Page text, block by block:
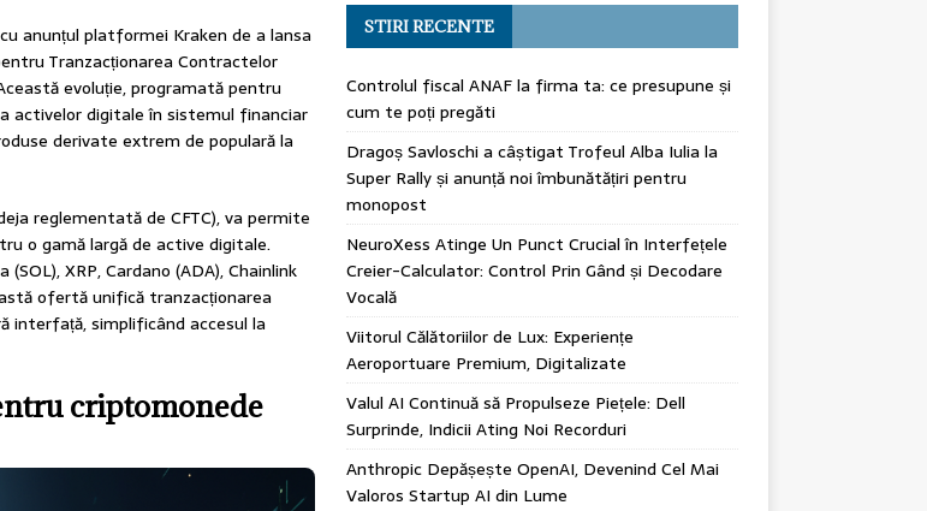
anunțul platformei Kraken de a lansa
Tranzacționarea Contractelor
evoluție, programată pentru
activelor digitale în sistemul financiar
derivate extrem de populară la
reglementată de CFTC), va permite
o gamă largă de active digitale.
XRP, Cardano (ADA), Chainlink
ofertă unifică tranzacționarea
simplificând accesul la
criptomonede
STIRI RECENTE
Controlul fiscal ANAF la firma ta: ce presupune și
cum te poți pregăti
Dragoș Savloschi a câștigat Trofeul Alba Iulia la
Super Rally și anunță noi îmbunătățiri pentru
monopost
NeuroXess Atinge Un Punct Crucial în Interfețele
Creier-Calculator: Control Prin Gând și Decodare
Vocală
Viitorul Călătoriilor de Lux: Experiențe
Aeroportuare Premium, Digitalizate
Valul AI Continuă să Propulseze Piețele: Dell
Surprinde, Indicii Ating Noi Recorduri
Anthropic Depășește OpenAI, Devenind Cel Mai
Valoros Startup AI din Lume